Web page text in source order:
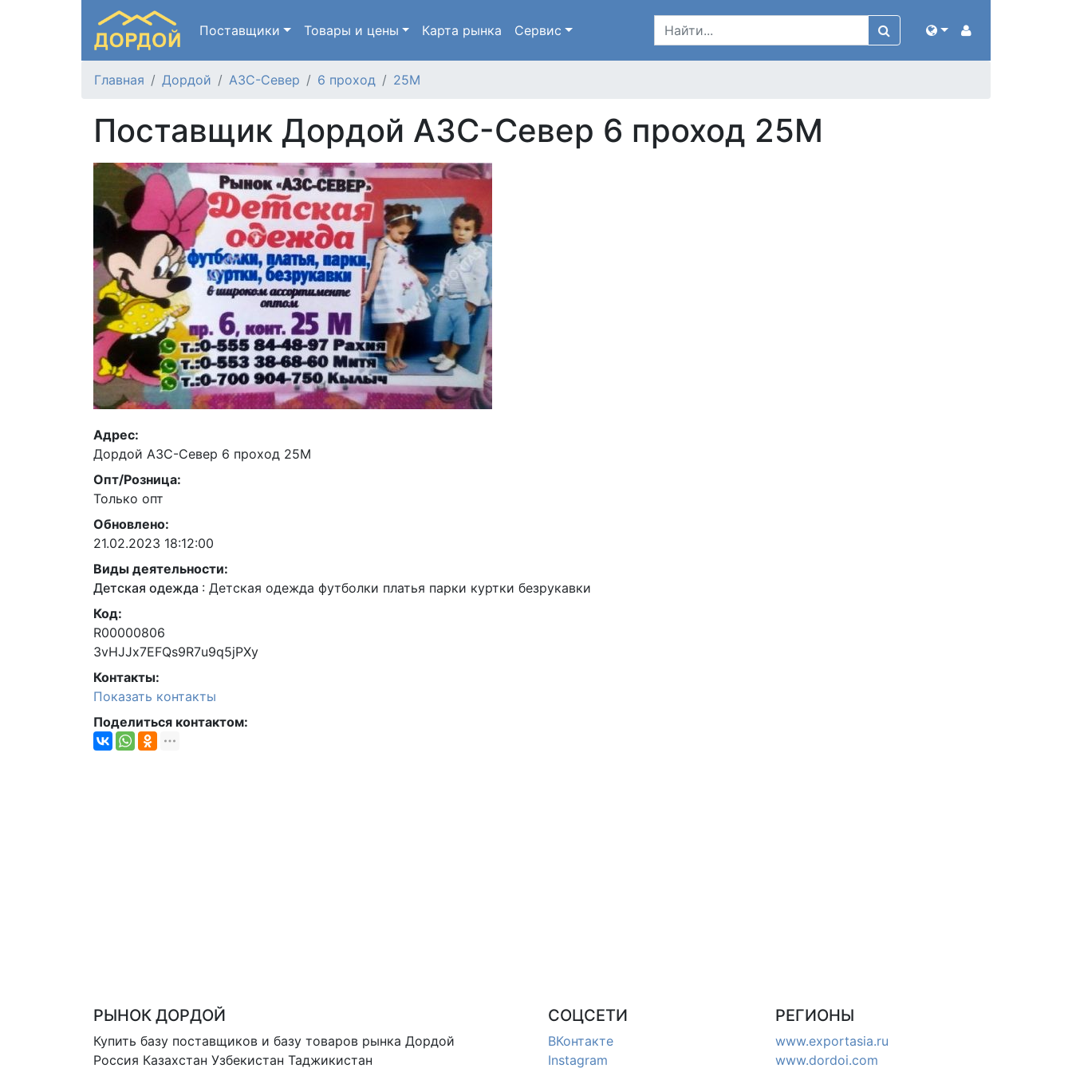
Поставщики Товары и цены Карта рынка Сервис
Главная Дордой АЗС-Север 6 проход 25М
Поставщик Дордой АЗС-Север 6 проход 25М
Адрес:
Дордой АЗС-Север 6 проход 25М
Опт/Розница:
Только опт
Обновлено:
21.02.2023 18:12:00
Виды деятельности:
Детская одежда : Детская одежда футболки платья парки куртки безрукавки
Код:
R00000806
3vHJJx7EFQs9R7u9q5jPXy
Контакты:
Показать контакты
Поделиться контактом:
РЫНОК ДОРДОЙ
Купить базу поставщиков и базу товаров рынка Дордой
Россия Казахстан Узбекистан Таджикистан
СОЦСЕТИ
ВКонтакте
Instagram
РЕГИОНЫ
www.exportasia.ru
www.dordoi.com